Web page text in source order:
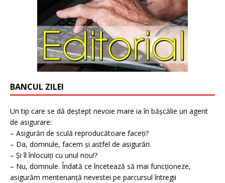
BANCUL ZILEI
Un tip care se dă deștept nevoie mare ia în bășcălie un agent
de asigurare:
– Asigurări de sculă reproducătoare faceți?
– Da, domnule, facem și astfel de asigurări.
– Și îl înlocuiți cu unul nou!?
– Nu, domnule. Îndată ce încetează să mai funcționeze,
asigurăm mentenanță nevestei pe parcursul întregii